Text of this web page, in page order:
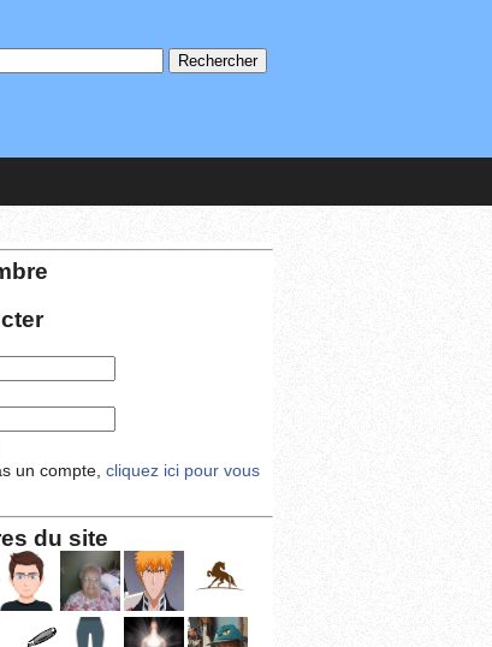
un compte, cliquez ici pour vous
du site